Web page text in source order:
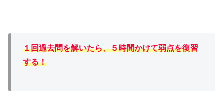
１回過去問を解いたら、５時間かけて弱点を復習
する！